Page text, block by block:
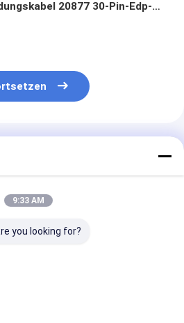
20877 30-Pin-Edp-
9:33 AM
you looking for?